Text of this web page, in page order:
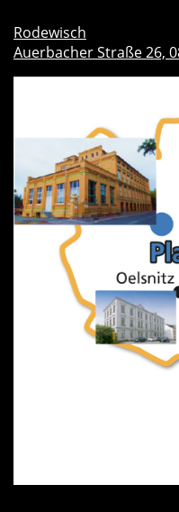
Rodewisch
Auerbacher Straße 26,